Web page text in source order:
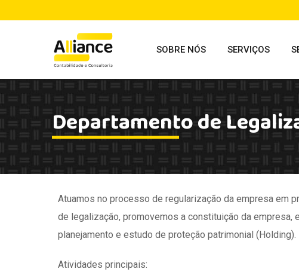
SOBRE NÓS SERVIÇOS
Departamento de
Atuamos no processo de regularização da empresa em
de legalização, promovemos a constituição da
planejamento e estudo de proteção patrimonial (Holding).
Atividades principais: